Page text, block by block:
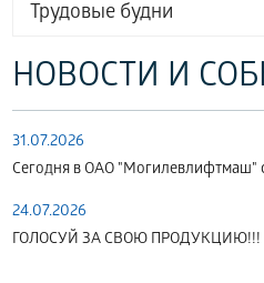
Трудовые будни
НОВОСТИ И
31.07.2026
Сегодня в ОАО "Могилевлифтмаш"
24.07.2026
ГОЛОСУЙ ЗА СВОЮ ПРОДУКЦИЮ!!!